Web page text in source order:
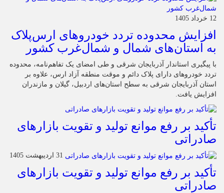
12 خرداد 1405
افزایش محدوده تردد خودروهای ارس‌پلاک
به استان‌های شمال و شمال‌غرب کشور
با پیگیری استاندار آذربایجان شرقی و طی امضای یک تفاهم‌نامه، محدوده
تردد خودروهای دارای پلاک دائم و موقت منطقه آزاد ارس، علاوه بر
استان آذربایجان شرقی به سطح استان‌های اردبیل، گیلان و مازندران
افزایش یافت.
تأکید بر رفع موانع تولید و تقویت بازارهای
صادراتی
31 اردیبهشت 1405
تأکید بر رفع موانع تولید و تقویت بازارهای
صادراتی